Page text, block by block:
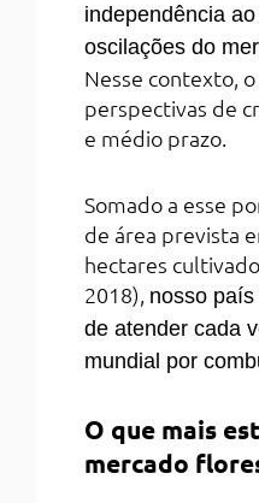
independência
oscilações do
Nesse contexto,
perspectivas de
e médio prazo.
Somado a esse
de área prevista
hectares
2018), nosso
de atender cada
mundial por
O que mais
mercado